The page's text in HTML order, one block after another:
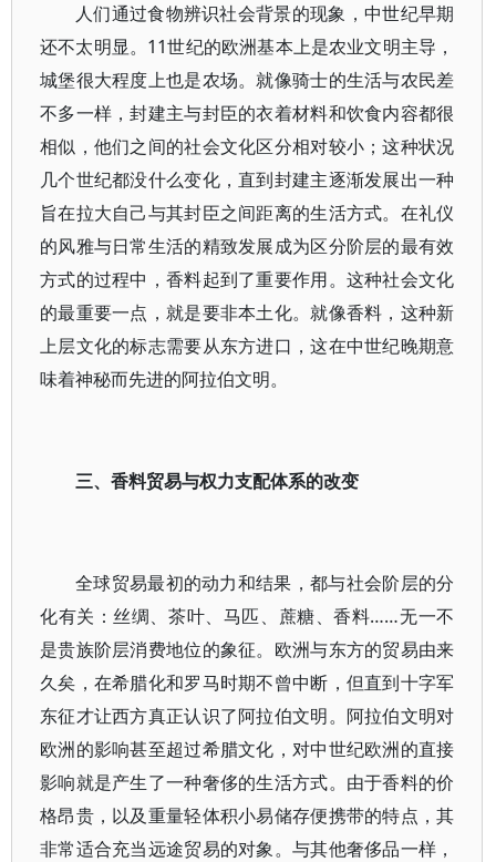
人们通过食物辨识社会背景的现象，中世纪早期
还不太明显。11世纪的欧洲基本上是农业文明主导，
城堡很大程度上也是农场。就像骑士的生活与农民差
不多一样，封建主与封臣的衣着材料和饮食内容都很
相似，他们之间的社会文化区分相对较小；这种状况
几个世纪都没什么变化，直到封建主逐渐发展出一种
旨在拉大自己与其封臣之间距离的生活方式。在礼仪
的风雅与日常生活的精致发展成为区分阶层的最有效
方式的过程中，香料起到了重要作用。这种社会文化
的最重要一点，就是要非本土化。就像香料，这种新
上层文化的标志需要从东方进口，这在中世纪晚期意
味着神秘而先进的阿拉伯文明。
三、香料贸易与权力支配体系的改变
全球贸易最初的动力和结果，都与社会阶层的分
化有关：丝绸、茶叶、马匹、蔗糖、香料……无一不
是贵族阶层消费地位的象征。欧洲与东方的贸易由来
久矣，在希腊化和罗马时期不曾中断，但直到十字军
东征才让西方真正认识了阿拉伯文明。阿拉伯文明对
欧洲的影响甚至超过希腊文化，对中世纪欧洲的直接
影响就是产生了一种奢侈的生活方式。由于香料的价
格昂贵，以及重量轻体积小易储存便携带的特点，其
非常适合充当远途贸易的对象。与其他奢侈品一样，